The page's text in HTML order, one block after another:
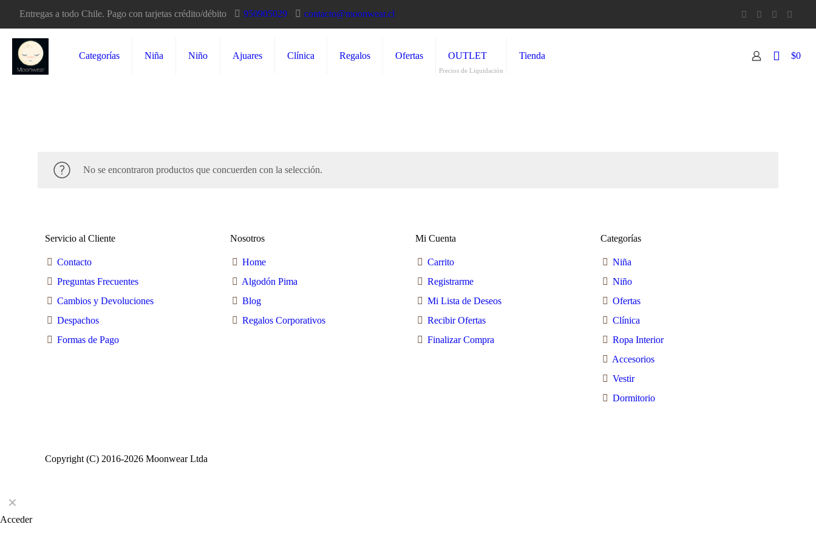
Entregas a todo Chile. Pago con tarjetas crédito/débito 950905029 contacto@moonwear.cl
Categorías Niña Niño Ajuares Clínica Regalos Ofertas OUTLET
Precios de Liquidación
Tienda $0
No se encontraron productos que concuerden con la selección.
Servicio al Cliente
Contacto
Preguntas Frecuentes
Cambios y Devoluciones
Despachos
Formas de Pago
Nosotros
Home
Algodón Pima
Blog
Regalos Corporativos
Mi Cuenta
Carrito
Registrarme
Mi Lista de Deseos
Recibir Ofertas
Finalizar Compra
Categorías
Niña
Niño
Ofertas
Clínica
Ropa Interior
Accesorios
Vestir
Dormitorio
Copyright (C) 2016-2026 Moonwear Ltda
✕
Acceder